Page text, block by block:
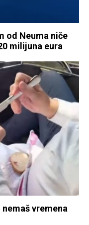
od Neuma niče
milijuna eura
vremena